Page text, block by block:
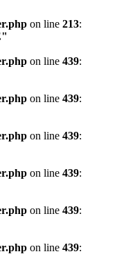
on line 213:
on line 439:
on line 439:
on line 439:
on line 439:
on line 439:
on line 439: